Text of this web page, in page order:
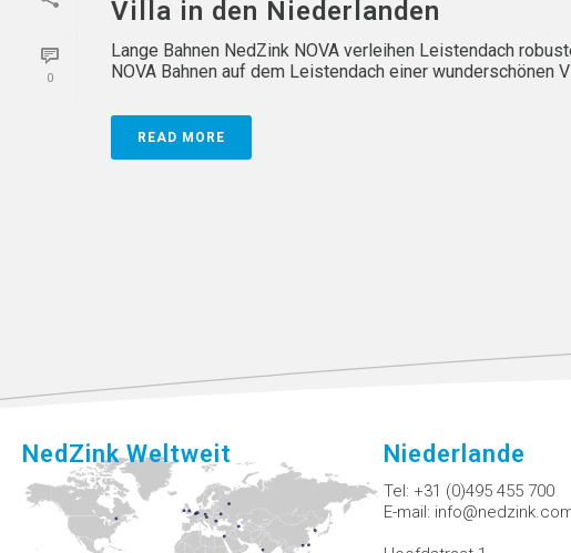
0
Villa in den Niederlanden
Lange Bahnen NedZink NOVA verleihen Leistendach
NOVA Bahnen auf dem Leistendach einer wunderschönen
READ MORE
NedZink Weltweit Niederlande
Tel: +31 (0)495 455 700
E-mail: